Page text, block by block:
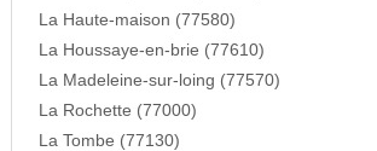
La Haute-maison (77580)
La Houssaye-en-brie (77610)
La Madeleine-sur-loing (77570)
La Rochette (77000)
La Tombe (77130)